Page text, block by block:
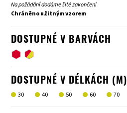
Na požádání dodáme šité zakončení
Chráněno užitným vzorem
DOSTUPNÉ V BARVÁCH
DOSTUPNÉ V DÉLKÁCH (M)
30 40 50 60 70